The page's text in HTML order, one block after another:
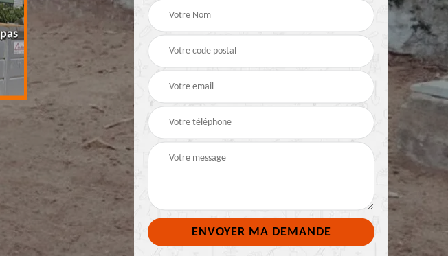
Location de camion
benne 30
Entreprise de
terrassement 30
Epaviste 30